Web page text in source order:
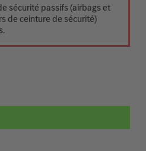
sécurité passifs (airbags et
de ceinture de sécurité)